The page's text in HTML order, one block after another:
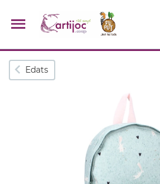
Cerques populars
trencaclosques
Edats